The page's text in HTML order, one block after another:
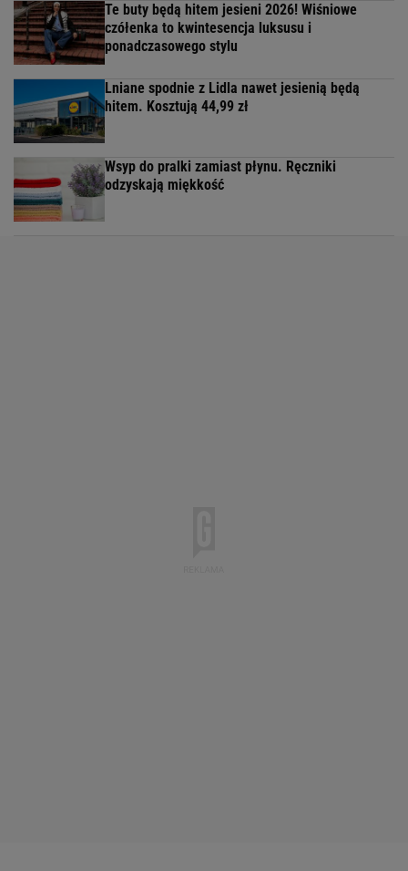
Te buty będą hitem jesieni 2026! Wiśniowe
czółenka to kwintesencja luksusu i
ponadczasowego stylu
Lniane spodnie z Lidla nawet jesienią będą
hitem. Kosztują 44,99 zł
Wsyp do pralki zamiast płynu. Ręczniki
odzyskają miękkość